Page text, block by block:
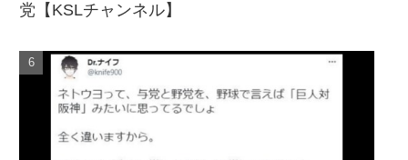
党【KSLチャンネル】